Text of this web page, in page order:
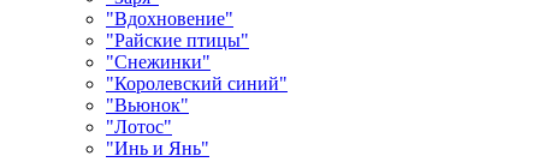
"Вдохновение"
"Райские птицы"
"Снежинки"
"Королевский синий"
"Вьюнок"
"Лотос"
"Инь и Янь"